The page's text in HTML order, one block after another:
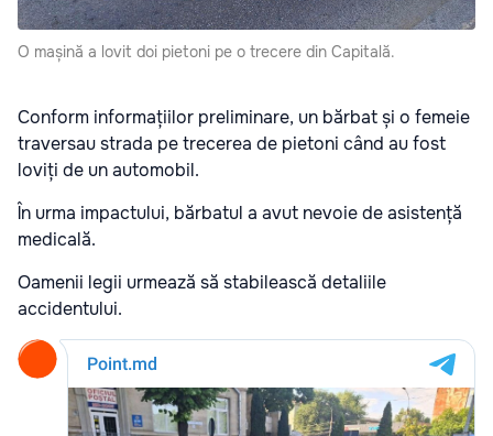
O mașină a lovit doi pietoni pe o trecere din Capitală.
Conform informațiilor preliminare, un bărbat și o femeie
traversau strada pe trecerea de pietoni când au fost
loviți de un automobil.
În urma impactului, bărbatul a avut nevoie de asistență
medicală.
Oamenii legii urmează să stabilească detaliile
accidentului.